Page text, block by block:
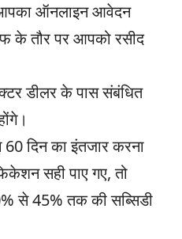
आपका ऑनलाइन आवेदन
के तौर पर आपको रसीद
डीलर के पास संबंधित
दिन का इंतजार करना
सही पाए गए, तो
से 45% तक की सब्सिडी